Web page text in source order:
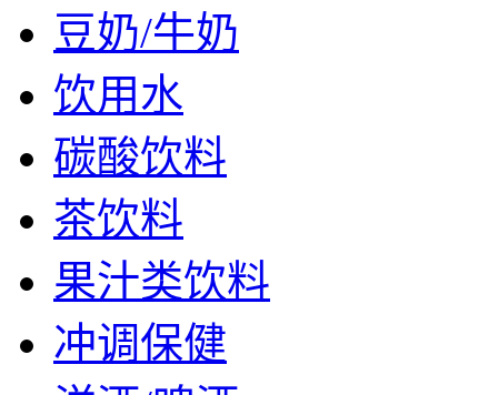
豆奶/牛奶
饮用水
碳酸饮料
茶饮料
果汁类饮料
冲调保健